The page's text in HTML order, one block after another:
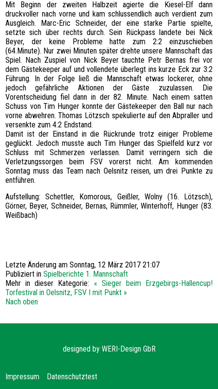
Mit Beginn der zweiten Halbzeit agierte die Kiesel-Elf dann
druckvoller nach vorne und kam schlussendlich auch verdient zum
Ausgleich. Marc-Eric Schneider, der eine starke Partie spielte,
setzte sich über rechts durch. Sein Rückpass landete bei Nick
Beyer, der keine Probleme hatte zum 2:2 einzuschieben
(64.Minute). Nur zwei Minuten später drehte unsere Mannschaft das
Spiel. Nach Zuspiel von Nick Beyer tauchte Petr Bernas frei vor
dem Gästekeeper auf und vollendete überlegt ins kurze Eck zur 3:2
Führung. In der Folge ließ die Mannschaft etwas lockerer, ohne
jedoch gefährliche Aktionen der Gäste zuzulassen. Die
Vorentscheidung fiel dann in der 82. Minute. Nach einem satten
Schuss von Tim Hunger konnte der Gästekeeper den Ball nur nach
vorne abwehren. Thomas Lötzsch spekulierte auf den Abpraller und
versenkte zum 4:2 Endstand.
Damit ist der Einstand in die Rückrunde trotz einiger Probleme
geglückt. Jedoch musste auch Tim Hunger das Spielfeld kurz vor
Schluss mit Schmerzen verlassen. Damit verringern sich die
Verletzungssorgen beim FSV vorerst nicht. Am kommenden
Sonntag muss das Team nach Oelsnitz reisen, um drei Punkte zu
entführen.
Aufstellung: Schettler, Komorous, Geißler, Wolny (16. Lötzsch),
Görner, Beyer, Schneider, Bernas, Rümmler, Winterhoff, Hunger (83.
Weißbach)
Letzte Änderung am Sonntag, 12 März 2017 21:07
Publiziert in Spielberichte 1. Mannschaft
Mehr in dieser Kategorie:
« Sieger beim Erzgebirgs-Hallencup!
Torfestival in Oelsnitz, FSV I mit Punkt »
Nach oben
designed by WERI-Design GbR
Impressum Datenschutztest